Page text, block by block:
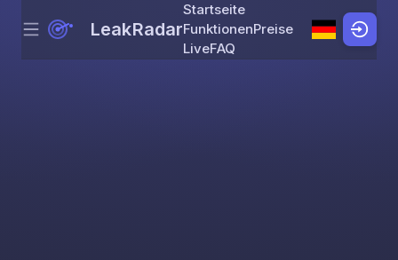
Skip to content
Menu LeakRadar
Startseite
FunktionenPreise
LiveFAQ